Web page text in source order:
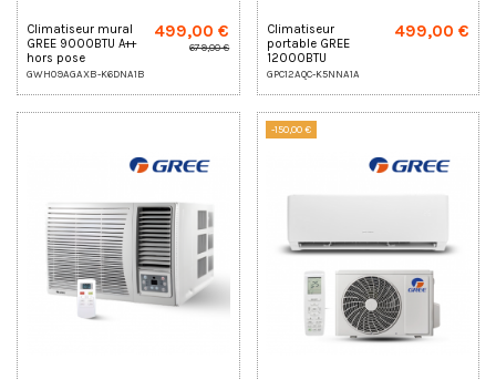
Climatiseur mural
GREE 9000BTU A++
hors pose
GWH09AGAXB-K6DNA1B
499,00 €
679,00 €
Climatiseur
portable GREE
12000BTU
GPC12AQC-K5NNA1A
499,00 €
-150,00 €